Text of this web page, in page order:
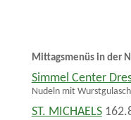
Mittagsmenüs in der
Simmel Center
Nudeln mit
ST. MICHAELS